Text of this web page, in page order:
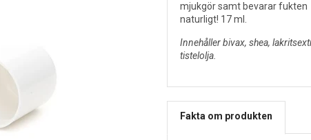
mjukgör samt bevarar fukten
naturligt! 17 ml.
Innehåller bivax, shea,
tistelolja.
Fakta om produkten